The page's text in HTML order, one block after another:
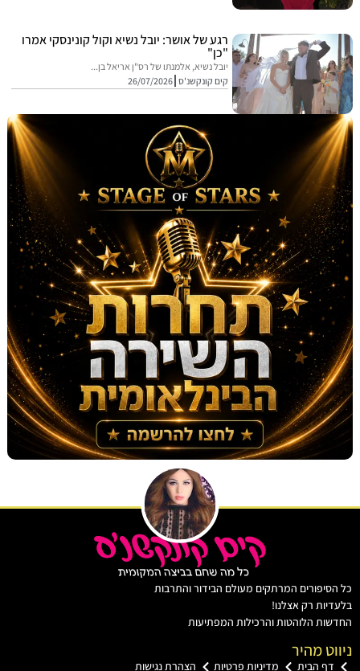
רגע של אושר: יובל נשיא וקול קונינסקי אמרו
"כן"
יובל נשיא, אלמנתו של רס"ן אריאל בן...
קים קונקשנ'ס 26/07/2026
המרתקים מעולם הבידור והתרבות
רק אצלנו!
הלוהטות והרכילות המפתיעות
מהיר
הבית מדיניות פרטיות הצהרת נגישות